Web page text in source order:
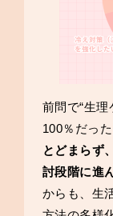
前問で“生
100％だった
とどまらず
討段階に進
からも、生